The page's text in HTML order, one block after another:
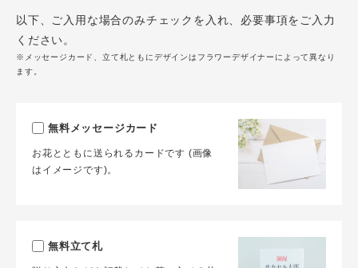
以下、ご入用な場合のみチェックを入れ、必要事項をご入力
ください。
※メッセージカード、立て札ともにデザインはフラワーデザイナーによって異なり
ます。
無料メッセージカード
お花とともに送られるカードです (画像
はイメージです)。
無料立て札